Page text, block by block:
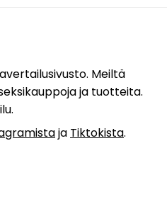
Meiltä
ja tuotteita.
ja Tiktokista.